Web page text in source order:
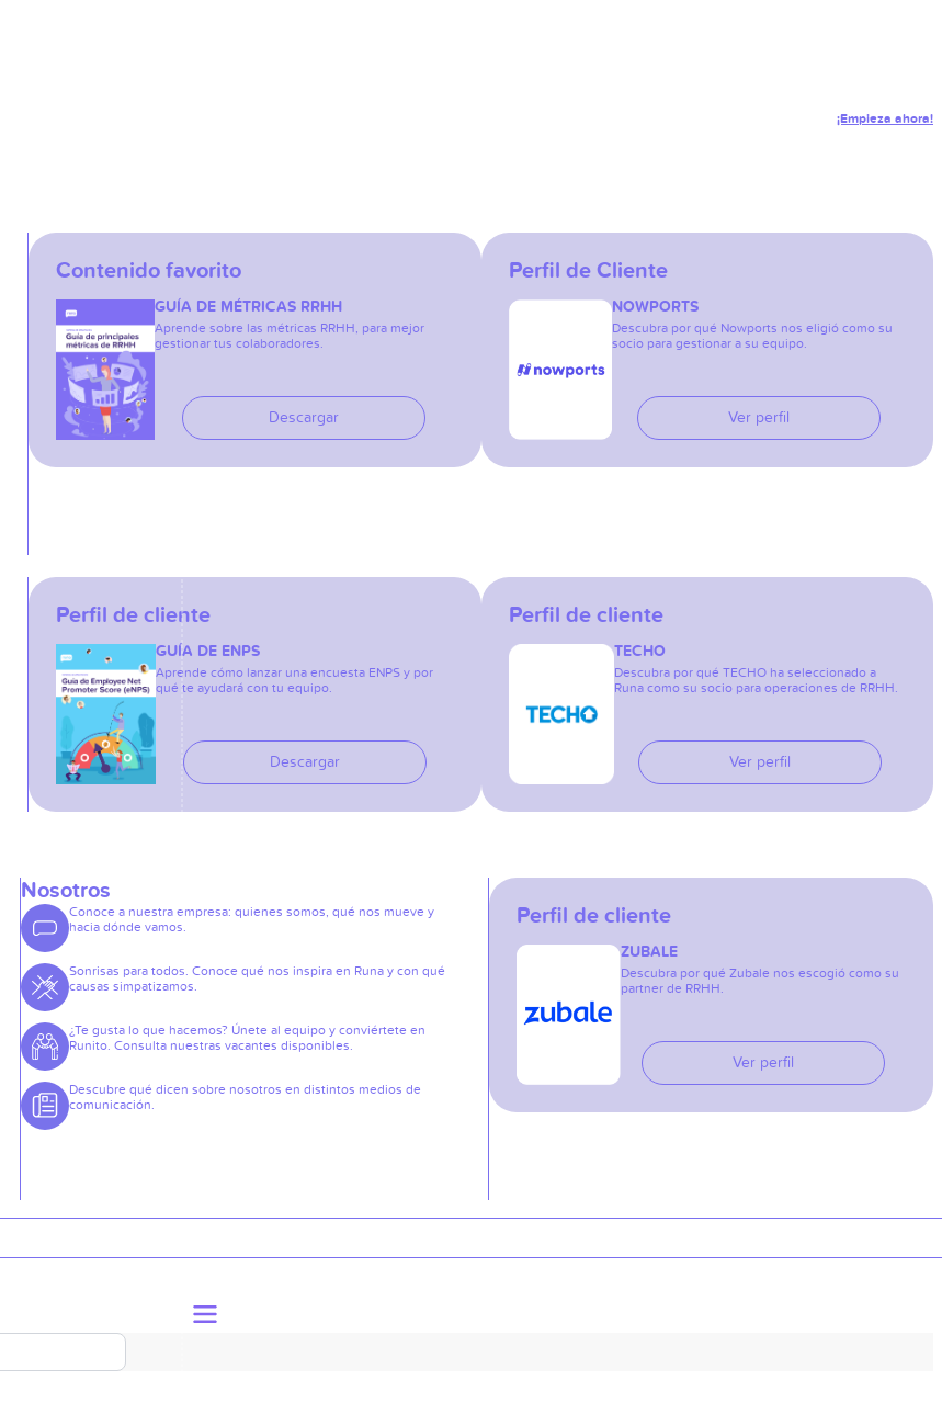
¡Empieza ahora!
Contenido favorito
GUÍA DE MÉTRICAS RRHH
Aprende sobre las métricas RRHH, para mejor
gestionar tus colaboradores.
Descargar
Perfil de Cliente
NOWPORTS
Descubra por qué Nowports nos eligió como su
socio para gestionar a su equipo.
Ver perfil
Perfil de cliente
GUÍA DE ENPS
Aprende cómo lanzar una encuesta ENPS y por
qué te ayudará con tu equipo.
Descargar
Perfil de cliente
TECHO
Descubra por qué TECHO ha seleccionado a
Runa como su socio para operaciones de RRHH.
Ver perfil
Nosotros
Conoce a nuestra empresa: quienes somos, qué nos mueve y
hacia dónde vamos.
Sonrisas para todos. Conoce qué nos inspira en Runa y con qué
causas simpatizamos.
¿Te gusta lo que hacemos? Únete al equipo y conviértete en
Runito. Consulta nuestras vacantes disponibles.
Descubre qué dicen sobre nosotros en distintos medios de
comunicación.
Perfil de cliente
ZUBALE
Descubra por qué Zubale nos escogió como su
partner de RRHH.
Ver perfil